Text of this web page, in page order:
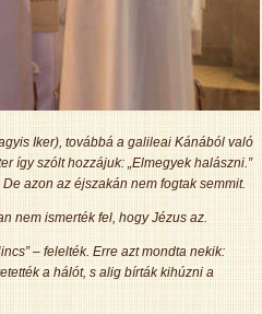
Iker), továbbá a galileai Kánából való
így szólt hozzájuk: „Elmegyek halászni.”
azon az éjszakán nem fogtak semmit.
nem ismerték fel, hogy Jézus az.
– felelték. Erre azt mondta nekik:
a hálót, s alig bírták kihúzni a